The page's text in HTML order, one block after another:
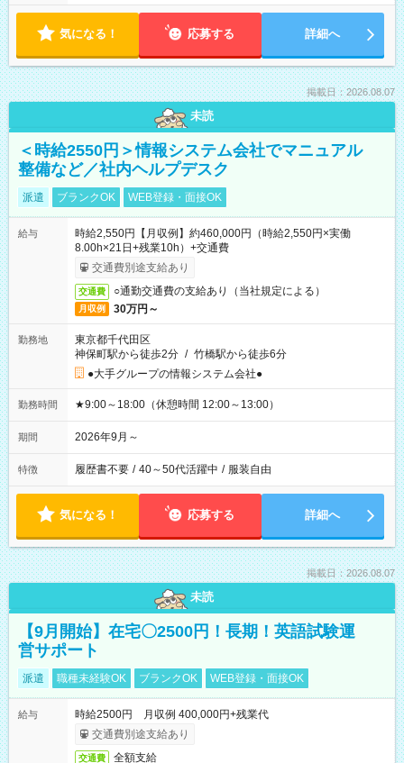
気になる！ 応募する 詳細へ
掲載日：2026.08.07
未読
＜時給2550円＞情報システム会社でマニュアル
整備など／社内ヘルプデスク
派遣 ブランクOK WEB登録・面接OK
給与
時給2,550円【月収例】約460,000円（時給2,550円×実働
8.00h×21日+残業10h）+交通費
交通費別途支給あり
交通費 ○通勤交通費の支給あり（当社規定による）
月収例 30万円～
勤務地
東京都千代田区
神保町駅から徒歩2分 / 竹橋駅から徒歩6分
●大手グループの情報システム会社●
勤務時間 ★9:00～18:00（休憩時間 12:00～13:00）
期間 2026年9月～
特徴 履歴書不要 / 40～50代活躍中 / 服装自由
気になる！ 応募する 詳細へ
掲載日：2026.08.07
未読
【9月開始】在宅〇2500円！長期！英語試験運
営サポート
派遣 職種未経験OK ブランクOK WEB登録・面接OK
給与
時給2500円 月収例 400,000円+残業代
交通費別途支給あり
交通費 全額支給